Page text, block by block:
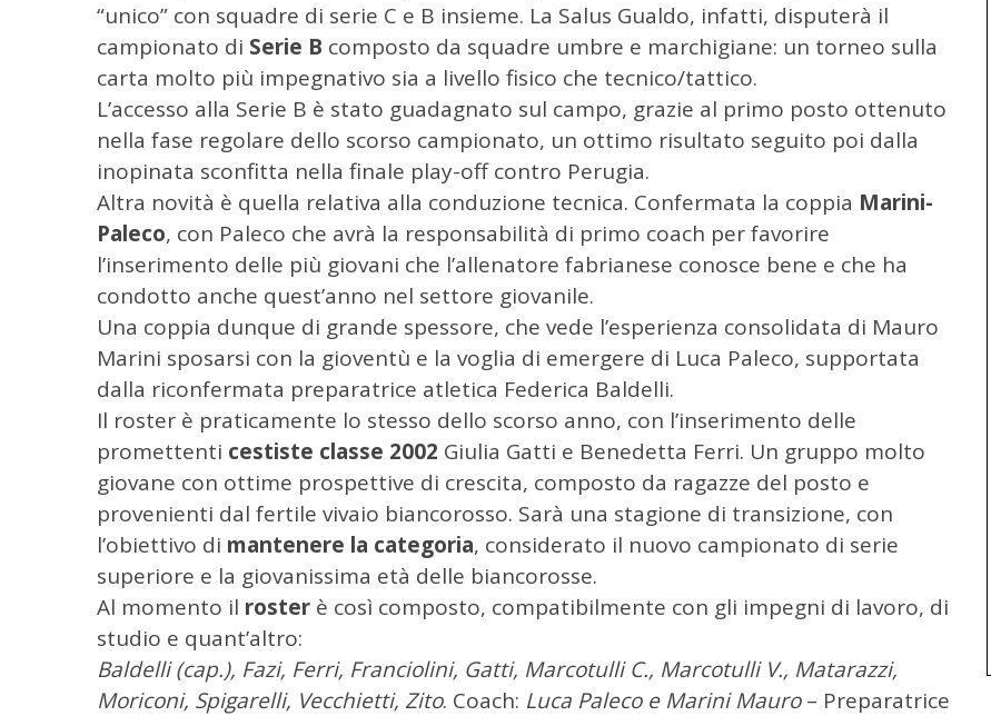
“unico” con squadre di serie C e B insieme. La Salus Gualdo, infatti, disputerà il
campionato di Serie B composto da squadre umbre e marchigiane: un torneo sulla
carta molto più impegnativo sia a livello fisico che tecnico/tattico.
L’accesso alla Serie B è stato guadagnato sul campo, grazie al primo posto ottenuto
nella fase regolare dello scorso campionato, un ottimo risultato seguito poi dalla
inopinata sconfitta nella finale play-off contro Perugia.
Altra novità è quella relativa alla conduzione tecnica. Confermata la coppia Marini-
Paleco, con Paleco che avrà la responsabilità di primo coach per favorire
l’inserimento delle più giovani che l’allenatore fabrianese conosce bene e che ha
condotto anche quest’anno nel settore giovanile.
Una coppia dunque di grande spessore, che vede l’esperienza consolidata di Mauro
Marini sposarsi con la gioventù e la voglia di emergere di Luca Paleco, supportata
dalla riconfermata preparatrice atletica Federica Baldelli.
Il roster è praticamente lo stesso dello scorso anno, con l’inserimento delle
promettenti cestiste classe 2002 Giulia Gatti e Benedetta Ferri. Un gruppo molto
giovane con ottime prospettive di crescita, composto da ragazze del posto e
provenienti dal fertile vivaio biancorosso. Sarà una stagione di transizione, con
l’obiettivo di mantenere la categoria, considerato il nuovo campionato di serie
superiore e la giovanissima età delle biancorosse.
Al momento il roster è così composto, compatibilmente con gli impegni di lavoro, di
studio e quant’altro:
Baldelli (cap.), Fazi, Ferri, Franciolini, Gatti, Marcotulli C., Marcotulli V., Matarazzi,
Moriconi, Spigarelli, Vecchietti, Zito. Coach: Luca Paleco e Marini Mauro– Preparatrice
C
e
r
c
a
p
e
r